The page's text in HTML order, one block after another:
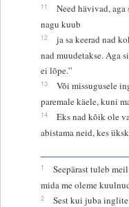
11
Need hävivad,
nagu kuub
12
ja sa keerad nad
nad muudetakse. Aga
ei lõpe.”
13
Või missugusele
paremale käele, kuni
14
Eks nad kõik ole
abistama neid, kes
1
Seepärast tuleb
mida me oleme
2
Sest kui juba